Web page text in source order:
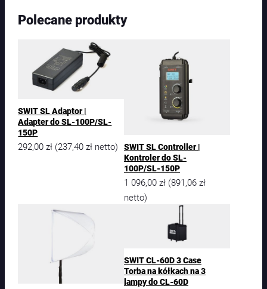
Polecane produkty
SWIT SL Adaptor |
Adapter do SL-100P/SL-
150P
292,00zł (237,40zł netto)
SWIT SL Controller |
Kontroler do SL-
100P/SL-150P
1 096,00 zł (891,06 zł
netto)
SWIT CL-60D 3 Case
Torba na kółkach na 3
lampy do CL-60D